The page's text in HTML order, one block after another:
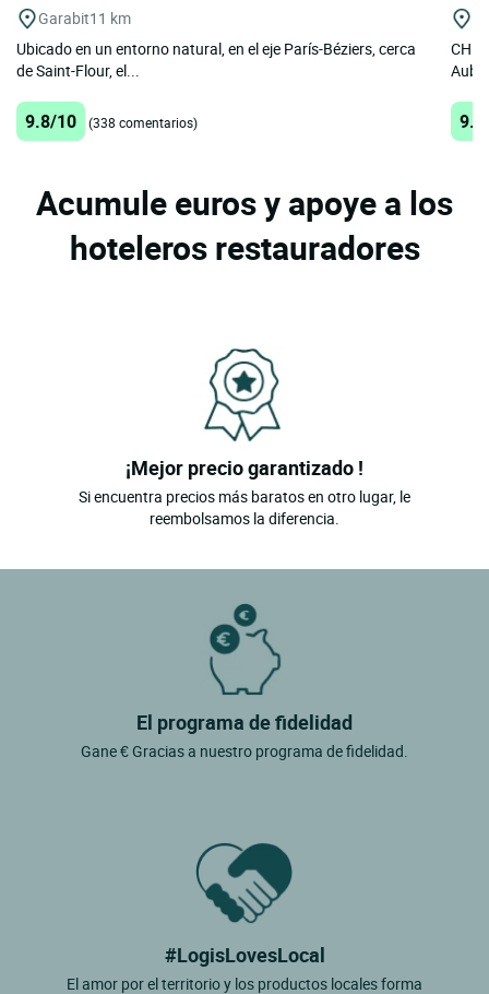
Garabit11 km
Ubicado en un entorno natural, en el eje París-Béziers, cerca
de Saint-Flour, el...
9.8/10 (338 comentarios)
Acumule euros y apoye a los
hoteleros restauradores
¡Mejor precio garantizado !
Si encuentra precios más baratos en otro lugar, le
reembolsamos la diferencia.
El programa de fidelidad
Gane € Gracias a nuestro programa de fidelidad.
#LogisLovesLocal
El amor por el territorio y los productos locales forma